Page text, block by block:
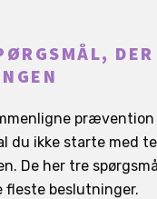
du ikke starte med
De her tre
fleste beslutninger.